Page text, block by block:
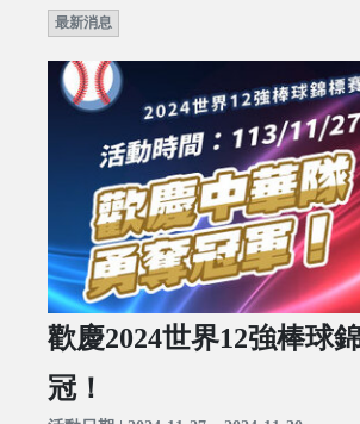
最新消息
歡慶2024世界12強棒球
冠！